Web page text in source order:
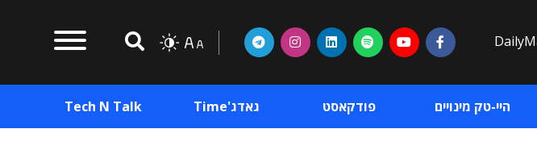
היי-טק מינויים פודקאסט גאדג'Time Tech N Talk